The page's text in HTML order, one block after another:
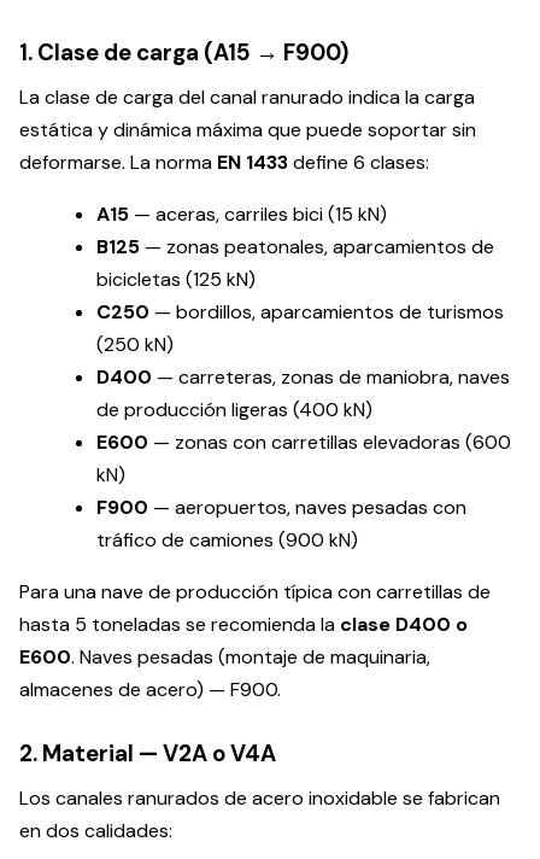
1. Clase de carga (A15 → F900)
La clase de carga del canal ranurado indica la carga
estática y dinámica máxima que puede soportar sin
deformarse. La norma EN 1433define 6 clases:
A15 — aceras, carriles bici (15 kN)
B125 — zonas peatonales, aparcamientos de
bicicletas (125 kN)
C250 — bordillos, aparcamientos de turismos
(250 kN)
D400 — carreteras, zonas de maniobra, naves
de producción ligeras (400 kN)
E600 — zonas con carretillas elevadoras (600
kN)
F900 — aeropuertos, naves pesadas con
tráfico de camiones (900 kN)
Para una nave de producción típica con carretillas de
hasta 5 toneladas se recomienda la clase D400 o
E600. Naves pesadas (montaje de maquinaria,
almacenes de acero) — F900.
2. Material — V2A o V4A
Los canales ranurados de acero inoxidable se fabrican
en dos calidades: